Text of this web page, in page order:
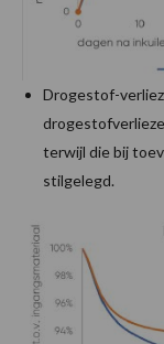
Drogestof-
terwijl die bij
stilgelegd.